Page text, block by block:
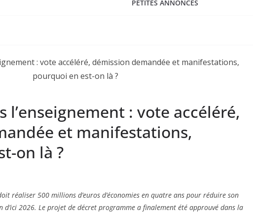
PETITES ANNONCES
l’enseignement : vote accéléré,
et manifestations,
on là ?
réaliser 500 millions d’euros d’économies en quatre ans pour réduire son
d’ici 2026. Le projet de décret programme a finalement été approuvé dans la